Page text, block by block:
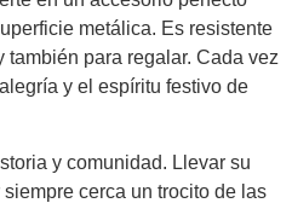
metálica. Es resistente
para regalar. Cada vez
y el espíritu festivo de
y comunidad. Llevar su
cerca un trocito de las